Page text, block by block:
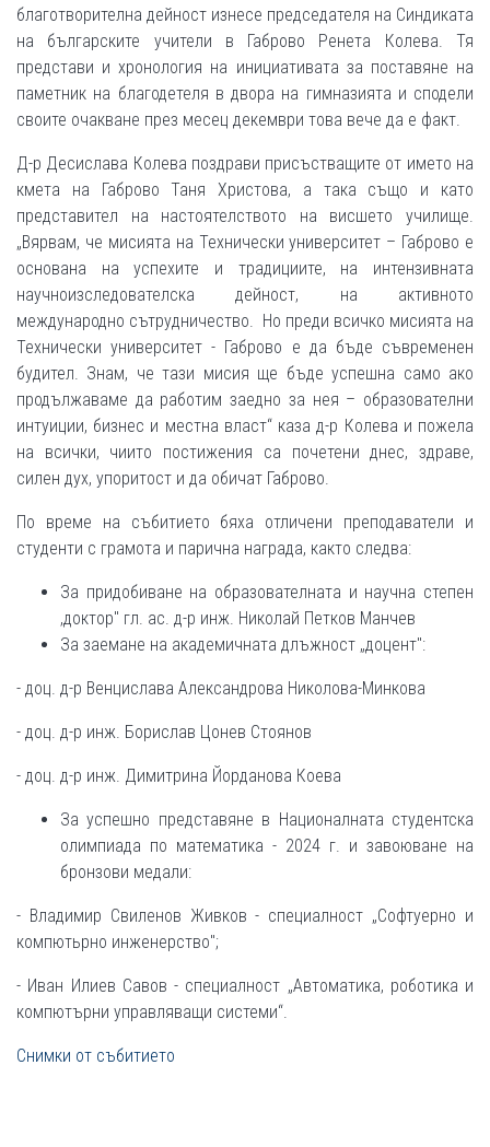
благотворителна дейност изнесе председателя на Синдиката
на българските учители в Габрово Ренета Колева. Тя
представи и хронология на инициативата за поставяне на
паметник на благодетеля в двора на гимназията и сподели
своите очакване през месец декември това вече да е факт.
Д-р Десислава Колева поздрави присъстващите от името на
кмета на Габрово Таня Христова, а така също и като
представител на настоятелството на висшето училище.
„Вярвам, че мисията на Технически университет – Габрово е
основана на успехите и традициите, на интензивната
научноизследователска дейност, на активното
международно сътрудничество. Но преди всичко мисията на
Технически университет - Габрово е да бъде съвременен
будител. Знам, че тази мисия ще бъде успешна само ако
продължаваме да работим заедно за нея – образователни
интуиции, бизнес и местна власт“ каза д-р Колева и пожела
на всички, чиито постижения са почетени днес, здраве,
силен дух, упоритост и да обичат Габрово.
По време на събитието бяха отличени преподаватели и
студенти с грамота и парична награда, както следва:
За придобиване на образователната и научна степен
,доктор" гл. ас. д-р инж. Николай Петков Манчев
За заемане на академичната длъжност „доцент":
- доц. д-р Венцислава Александрова Николова-Минкова
- доц. д-р инж. Борислав Цонев Стоянов
- доц. д-р инж. Димитрина Йорданова Коева
За успешно представяне в Националната студентска
олимпиада по математика - 2024 г. и завоюване на
бронзови медали:
- Владимир Свиленов Живков - специалност „Софтуерно и
компютьрно инженерство";
- Иван Илиев Савов - специалност „Автоматика, роботика и
компютърни управляващи системи“.
Снимки от събитието